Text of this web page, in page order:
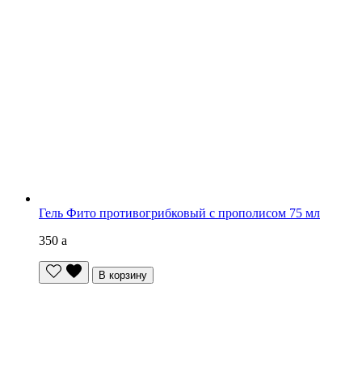
Гель Фито противогрибковый с прополисом 75 мл
350 a
В корзину